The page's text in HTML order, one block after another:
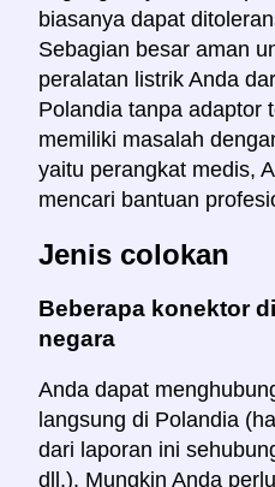
biasanya dapat
Sebagian besar aman
peralatan listrik Anda
Polandia tanpa adaptor
memiliki masalah
yaitu perangkat medis,
mencari bantuan
Jenis colokan
Beberapa konektor
negara
Anda dapat
langsung di Polandia
dari laporan ini
dll.). Mungkin Anda